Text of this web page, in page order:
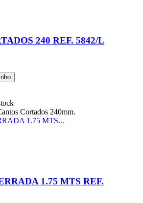
240 REF. 5842/L
Cortados 240mm.
1.75 MTS REF.